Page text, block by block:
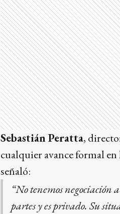
Sebastián Peratta,
cualquier avance formal en
señaló:
“No tenemos negociación
partes y es privado. Su